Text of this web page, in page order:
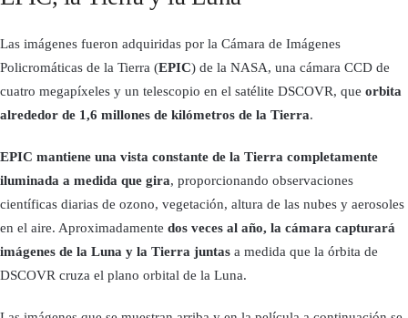
Las imágenes fueron adquiridas por la Cámara de Imágenes
Policromáticas de la Tierra (EPIC) de la NASA, una cámara CCD de
cuatro megapíxeles y un telescopio en el satélite DSCOVR, que orbita
alrededor de 1,6 millones de kilómetros de la Tierra.
EPIC mantiene una vista constante de la Tierra completamente
iluminada a medida que gira, proporcionando observaciones
científicas diarias de ozono, vegetación, altura de las nubes y aerosoles
en el aire. Aproximadamente dos veces al año, la cámara capturará
imágenes de la Luna y la Tierra juntas a medida que la órbita de
DSCOVR cruza el plano orbital de la Luna.